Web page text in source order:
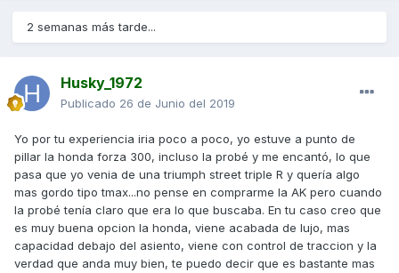
2 semanas más tarde...
Husky_1972
Publicado 26 de Junio del 2019
Yo por tu experiencia iria poco a poco, yo estuve a punto de
pillar la honda forza 300, incluso la probé y me encantó, lo que
pasa que yo venia de una triumph street triple R y quería algo
mas gordo tipo tmax...no pense en comprarme la AK pero cuando
la probé tenía claro que era lo que buscaba. En tu caso creo que
es muy buena opcion la honda, viene acabada de lujo, mas
capacidad debajo del asiento, viene con control de traccion y la
verdad que anda muy bien, te puedo decir que es bastante mas